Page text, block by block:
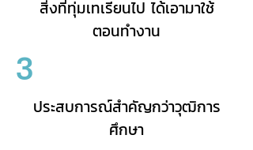
สิ่งที่ทุ่มเทเรียนไป ได้เอามาใช้
ตอนทำงาน
3
ประสบการณ์สำคัญกว่าวุฒิการ
ศึกษา